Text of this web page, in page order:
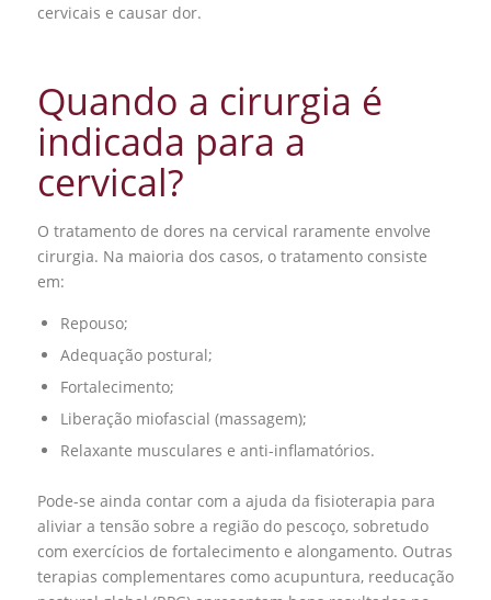
cervicais e causar dor.
Quando a cirurgia é
indicada para a
cervical?
O tratamento de dores na cervical raramente envolve
cirurgia. Na maioria dos casos, o tratamento consiste
em:
Repouso;
Adequação postural;
Fortalecimento;
Liberação miofascial (massagem);
Relaxante musculares e anti-inflamatórios.
Pode-se ainda contar com a ajuda da fisioterapia para
aliviar a tensão sobre a região do pescoço, sobretudo
com exercícios de fortalecimento e alongamento. Outras
terapias complementares como acupuntura, reeducação